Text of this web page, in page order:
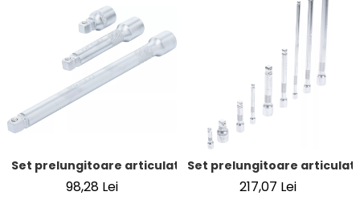
Set prelungitoare articulate | 12,5 mm (1/2") | 50 / 125 /
98,28 Lei
Set prelungitoare articulate
217,07 Lei